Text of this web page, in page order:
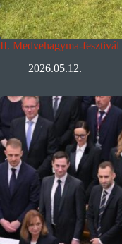
II. Medvehagyma-fesztivál
2026.05.12.